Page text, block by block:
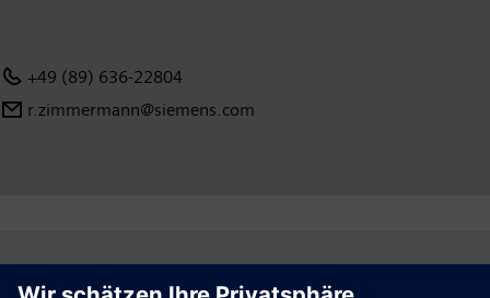
+49 (89) 636-22804
r.zimmermann@siemens.com
Follow